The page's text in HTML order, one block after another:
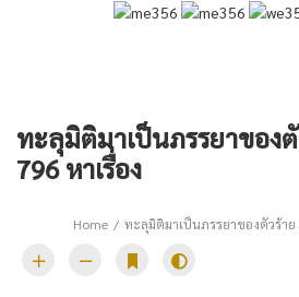
ทะลุมิติมาเป็นภรรยาของ
796 หาเรื่อง
Home ทะลุมิติมาเป็นภรรยาของตัวร้าย